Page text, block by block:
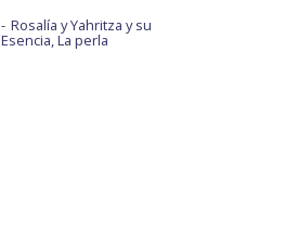
Rosalía y Yahritza y su
Esencia, La perla